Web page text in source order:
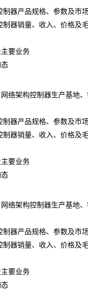
产品规格、参数及市
销量、收入、价格及
要业务
架构控制器生产基地、
产品规格、参数及市
销量、收入、价格及
要业务
架构控制器生产基地、
产品规格、参数及市
销量、收入、价格及
要业务